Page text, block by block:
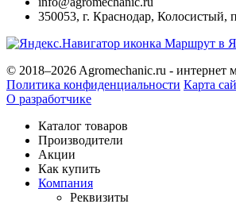
350053, г. Краснодар, Колосистый,
Маршрут в
© 2018–2026 Agromechanic.ru - интернет
Политика конфиденциальности Карта
О разработчике
Каталог товаров
Производители
Акции
Как купить
Компания
Реквизиты